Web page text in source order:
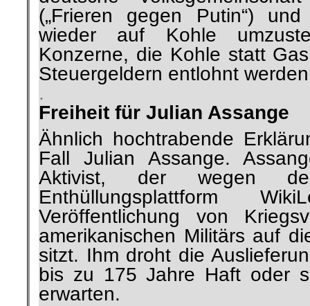
(„Frieren gegen Putin“)
wieder auf Kohle
Konzerne, die Kohle statt
Steuergeldern entlohnt
.
Freiheit für Julian Assange
Ähnlich hochtrabende
Fall Julian Assange.
Aktivist, der wegen
Enthüllungsplattform
Veröffentlichung von
amerikanischen Militärs auf
sitzt. Ihm droht die
bis zu 175 Jahre Haft oder
erwarten.